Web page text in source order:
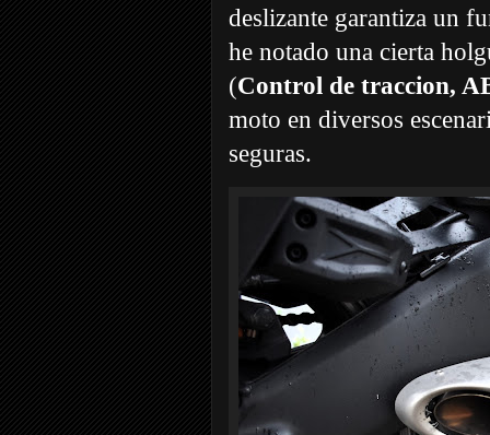
deslizante garantiza un
he notado una cierta
(Control de traccion,
moto en diversos
seguras.